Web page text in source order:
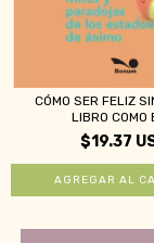
CÓMO SER FELIZ
LIBRO COMO
$19.37